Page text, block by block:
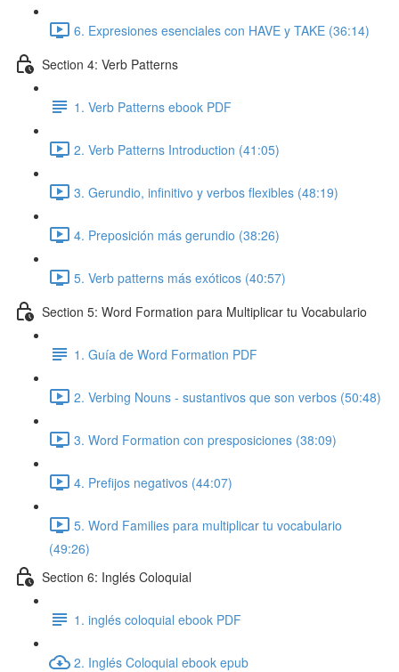
6. Expresiones esenciales con HAVE y TAKE (36:14)
Section 4: Verb Patterns
1. Verb Patterns ebook PDF
2. Verb Patterns Introduction (41:05)
3. Gerundio, infinitivo y verbos flexibles (48:19)
4. Preposición más gerundio (38:26)
5. Verb patterns más exóticos (40:57)
Section 5: Word Formation para Multiplicar tu Vocabulario
1. Guía de Word Formation PDF
2. Verbing Nouns - sustantivos que son verbos (50:48)
3. Word Formation con presposiciones (38:09)
4. Prefijos negativos (44:07)
5. Word Families para multiplicar tu vocabulario
(49:26)
Section 6: Inglés Coloquial
1. inglés coloquial ebook PDF
2. Inglés Coloquial ebook epub